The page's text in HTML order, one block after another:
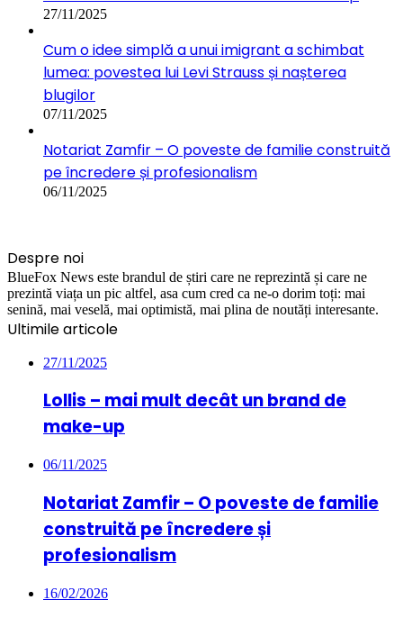
27/11/2025
Cum o idee simplă a unui imigrant a schimbat
lumea: povestea lui Levi Strauss și nașterea
blugilor
07/11/2025
Notariat Zamfir – O poveste de familie construită
pe încredere și profesionalism
06/11/2025
Despre noi
BlueFox News este brandul de știri care ne reprezintă și care ne
prezintă viața un pic altfel, asa cum cred ca ne-o dorim toți: mai
senină, mai veselă, mai optimistă, mai plina de noutăți interesante.
Ultimile articole
27/11/2025
Lollis – mai mult decât un brand de
make-up
06/11/2025
Notariat Zamfir – O poveste de familie
construită pe încredere și
profesionalism
16/02/2026